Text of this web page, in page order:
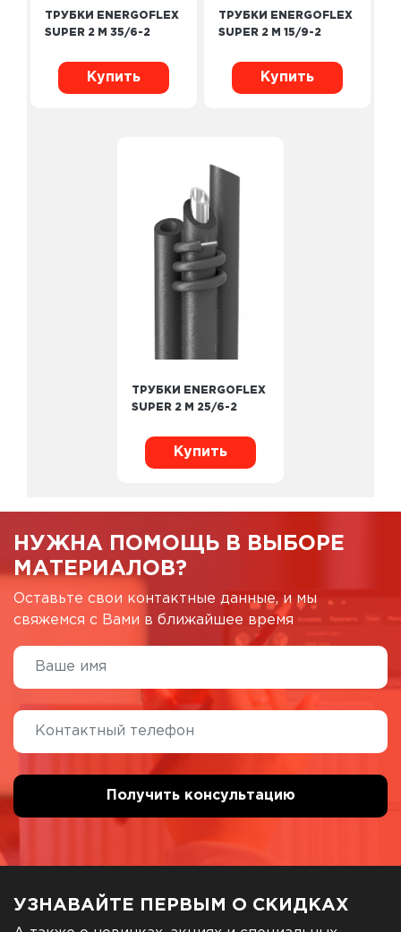
ТРУБКИ ENERGOFLEX
SUPER 2 М 35/6-2
Купить
ТРУБКИ ENERGOFLEX
SUPER 2 М 15/9-2
Купить
ТРУБКИ ENERGOFLEX
SUPER 2 М 25/6-2
Купить
НУЖНА ПОМОЩЬ В ВЫБОРЕ
МАТЕРИАЛОВ?
Оставьте свои контактные данные, и мы
свяжемся с Вами в ближайшее время
УЗНАВАЙТЕ ПЕРВЫМ О СКИДКАХ